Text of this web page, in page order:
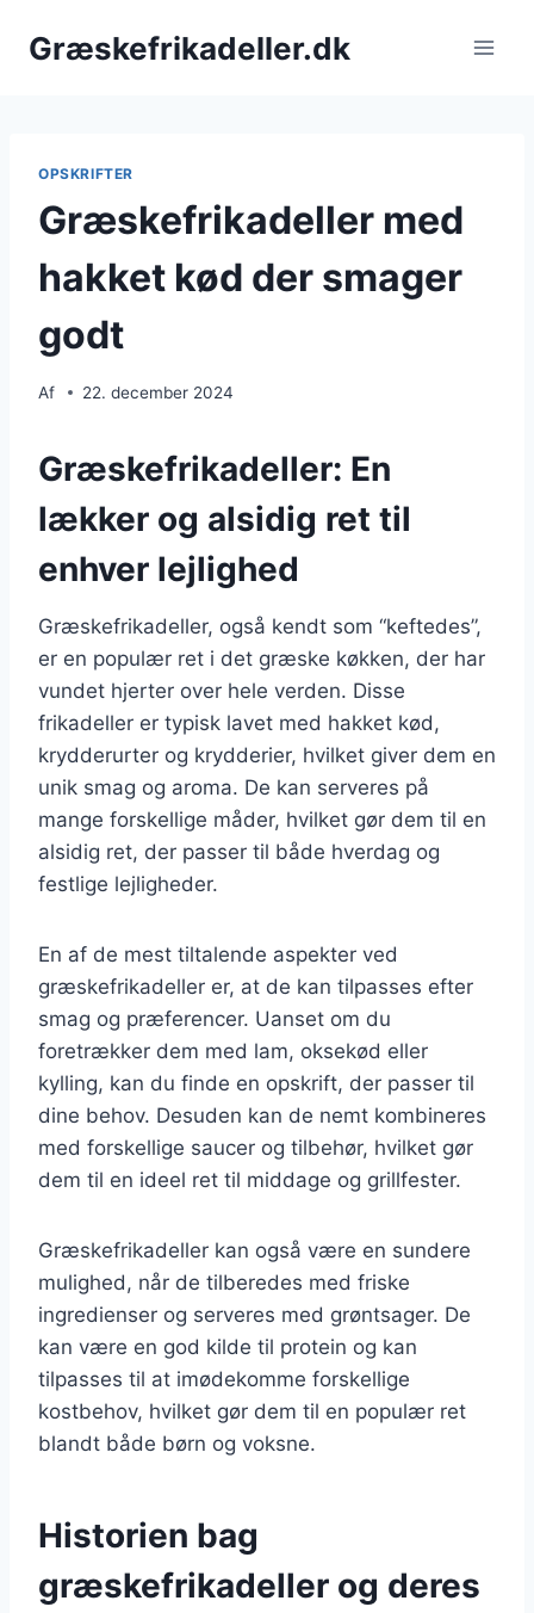
Græskefrikadeller.dk
OPSKRIFTER
Græskefrikadeller med
hakket kød der smager
godt
Af 22. december 2024
Græskefrikadeller: En
lækker og alsidig ret til
enhver lejlighed
Græskefrikadeller, også kendt som “keftedes”,
er en populær ret i det græske køkken, der har
vundet hjerter over hele verden. Disse
frikadeller er typisk lavet med hakket kød,
krydderurter og krydderier, hvilket giver dem en
unik smag og aroma. De kan serveres på
mange forskellige måder, hvilket gør dem til en
alsidig ret, der passer til både hverdag og
festlige lejligheder.
En af de mest tiltalende aspekter ved
græskefrikadeller er, at de kan tilpasses efter
smag og præferencer. Uanset om du
foretrækker dem med lam, oksekød eller
kylling, kan du finde en opskrift, der passer til
dine behov. Desuden kan de nemt kombineres
med forskellige saucer og tilbehør, hvilket gør
dem til en ideel ret til middage og grillfester.
Græskefrikadeller kan også være en sundere
mulighed, når de tilberedes med friske
ingredienser og serveres med grøntsager. De
kan være en god kilde til protein og kan
tilpasses til at imødekomme forskellige
kostbehov, hvilket gør dem til en populær ret
blandt både børn og voksne.
Historien bag
græskefrikadeller og deres